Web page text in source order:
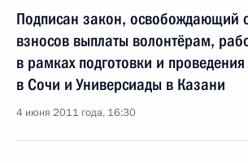
Подписан закон, освобождающий
взносов выплаты волонтёрам,
в рамках подготовки и
в Сочи и Универсиады в Казани
4 июня 2011 года, 16:30